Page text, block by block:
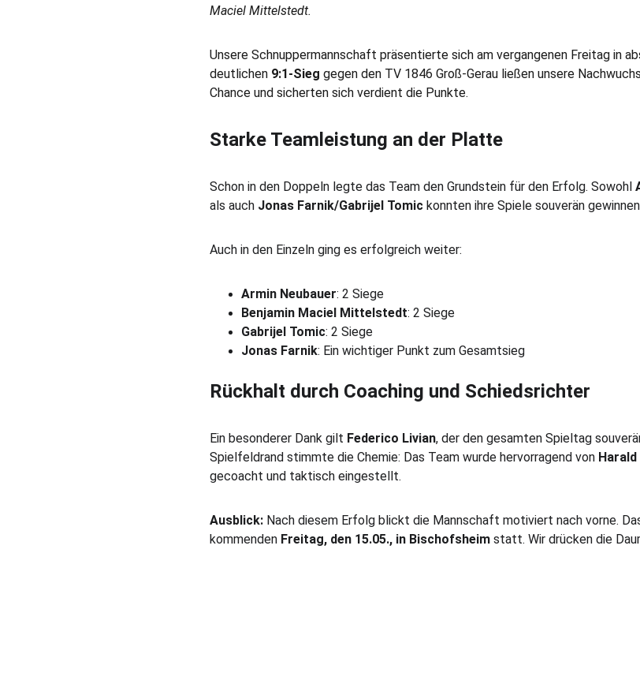
Maciel Mittelstedt.
Unsere Schnuppermannschaft präsentierte sich am vergangenen Freitag in
deutlichen 9:1-Sieg gegen den TV 1846 Groß-Gerau ließen unsere
Chance und sicherten sich verdient die Punkte.
Starke Teamleistung an der Platte
Schon in den Doppeln legte das Team den Grundstein für den Erfolg. Sowohl
als auch Jonas Farnik/Gabrijel Tomic konnten ihre Spiele souverän
Auch in den Einzeln ging es erfolgreich weiter:
Armin Neubauer: 2 Siege
Benjamin Maciel Mittelstedt: 2 Siege
Gabrijel Tomic: 2 Siege
Jonas Farnik: Ein wichtiger Punkt zum Gesamtsieg
Rückhalt durch Coaching und Schiedsrichter
Ein besonderer Dank gilt Federico Livian, der den gesamten Spieltag
Spielfeldrand stimmte die Chemie: Das Team wurde hervorragend von
gecoacht und taktisch eingestellt.
Ausblick: Nach diesem Erfolg blickt die Mannschaft motiviert nach vorne.
kommenden Freitag, den 15.05., in Bischofsheim statt. Wir drücken die